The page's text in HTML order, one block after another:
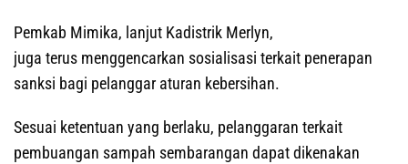
Pemkab Mimika, lanjut Kadistrik Merlyn,
juga terus menggencarkan sosialisasi terkait penerapan
sanksi bagi pelanggar aturan kebersihan.
Sesuai ketentuan yang berlaku, pelanggaran terkait
pembuangan sampah sembarangan dapat dikenakan